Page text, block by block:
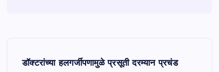
डॉक्टरांच्या हलगर्जीपणामुळे प्रसूती दरम्यान प्रचंड